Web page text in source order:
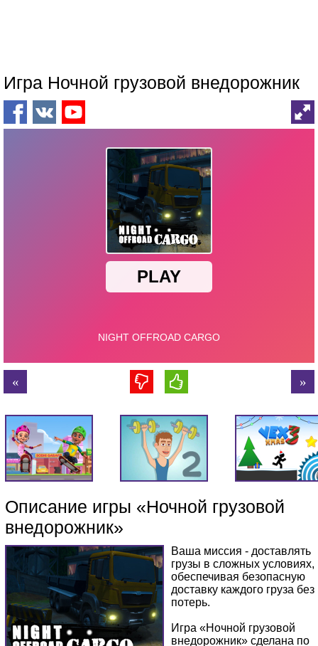
Игра Ночной грузовой внедорожник
Описание игры «Ночной грузовой
внедорожник»
Ваша миссия - доставлять
грузы в сложных условиях,
обеспечивая безопасную
доставку каждого груза без
потерь.
Игра «Ночной грузовой
внедорожник» сделана по